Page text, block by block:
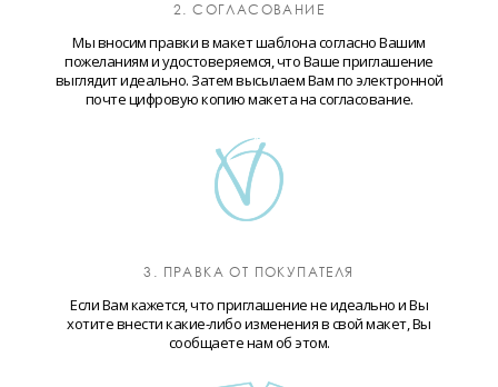
2. СОГЛАСОВАНИЕ
Мы вносим правки в макет шаблона согласно Вашим
пожеланиям и удостоверяемся, что Ваше приглашение
выглядит идеально. Затем высылаем Вам по электронной
почте цифровую копию макета на согласование.
3. ПРАВКА ОТ ПОКУПАТЕЛЯ
Если Вам кажется, что приглашение не идеально и Вы
хотите внести какие-либо изменения в свой макет, Вы
сообщаете нам об этом.